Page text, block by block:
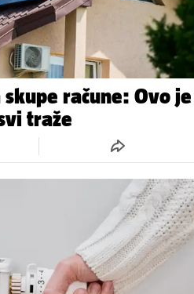
račune: Ovo je
traže